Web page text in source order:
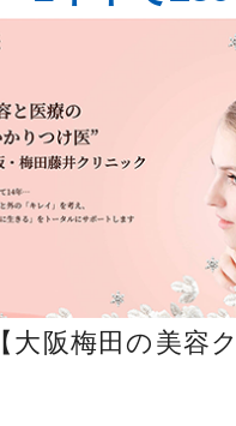
【大阪梅田の美容